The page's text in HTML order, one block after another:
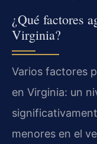
¿Qué factores
Virginia?
Varios factores
en Virginia: un
menores en el